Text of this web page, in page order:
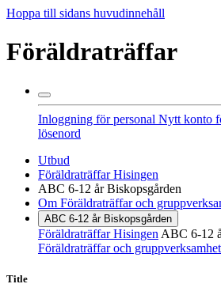
Hoppa till sidans huvudinnehåll
Föräldraträffar
Inloggning för personal Nytt konto
lösenord
Utbud
Föräldraträffar Hisingen
ABC 6-12 år Biskopsgården
Om Föräldraträffar och
ABC 6-12 år Biskopsgården
Föräldraträffar Hisingen ABC 6-12
Föräldraträffar och gruppverksamhet
Title